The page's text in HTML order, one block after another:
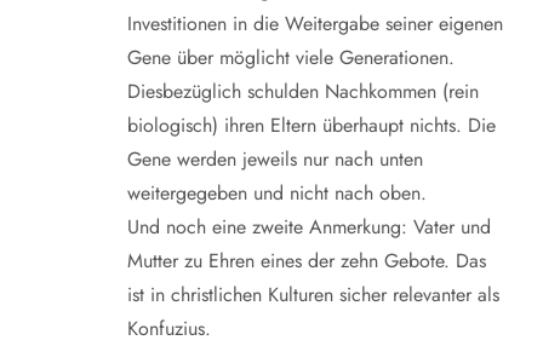
Investitionen in die Weitergabe seiner eigenen
Gene über möglicht viele Generationen.
Diesbezüglich schulden Nachkommen (rein
biologisch) ihren Eltern überhaupt nichts. Die
Gene werden jeweils nur nach unten
weitergegeben und nicht nach oben.
Und noch eine zweite Anmerkung: Vater und
Mutter zu Ehren eines der zehn Gebote. Das
ist in christlichen Kulturen sicher relevanter als
Konfuzius.